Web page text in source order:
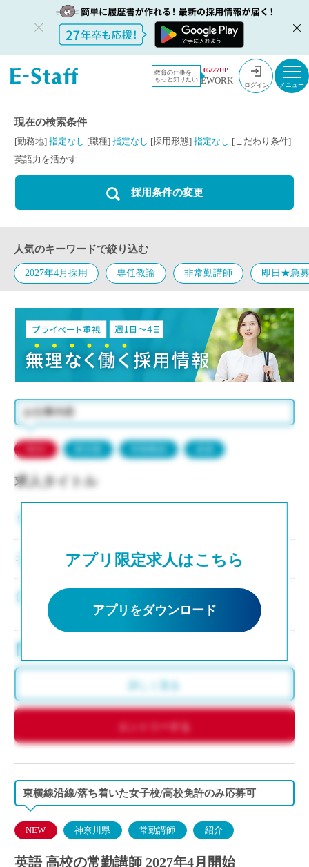
教育の仕事を
もっと知りたい
05/27UP
EWORK ログイン
教員採用情
報のイー・
TOP
英語力を活
かす
現在の検索条件
[勤務地] 指定なし [職種] 指定なし [採用形態] 指定なし [こだわり条件]
英語力を活かす
採用条件の変更
人気のキーワードで絞り込む
2027年4月採用 専任教諭 非常勤講師 即日★急
アプリ限定求人はこちら
アプリをダウンロード
求人タイトル
求人テキスト
0,000円/時
◇交通費：定期代支給
東横線沿線/落ち着いた女子校/高校免許のみ応募可
NEW 神奈川県 常勤講師 紹介
英語 高校の常勤講師 2027年4月開始